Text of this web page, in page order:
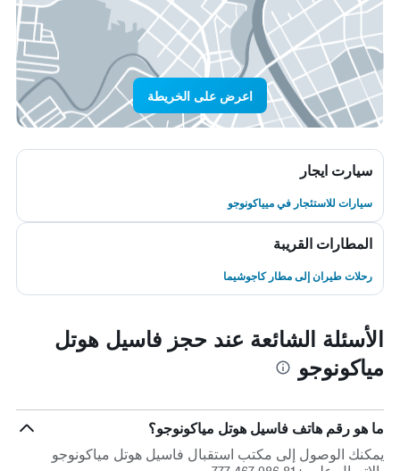
اعرض على الخريطة
سيارت ايجار
سيارات للاستئجار في ميياكونوجو
المطارات القريبة
رحلات طيران إلى مطار كاجوشيما
الأسئلة الشائعة عند حجز فاسيل هوتل
مياكونوجو
ما هو رقم هاتف فاسيل هوتل مياكونوجو؟
يمكنك الوصول إلى مكتب استقبال فاسيل هوتل مياكونوجو